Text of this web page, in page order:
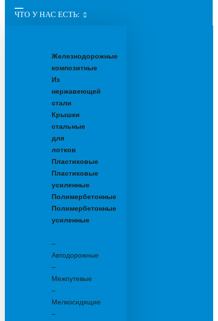
ЧТО У НАС ЕСТЬ:
Железнодорожные
композитные
Из
нержавеющей
стали
Крышки
стальные
для
лотков
Пластиковые
Пластиковые
усиленные
Полимербетонные
Полимербетонные
усиленные
–
Автодорожные
–
Межпутевые
–
Мелкосидящие
–